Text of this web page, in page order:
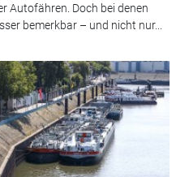
Autofähren. Doch bei denen
bemerkbar – und nicht nur...